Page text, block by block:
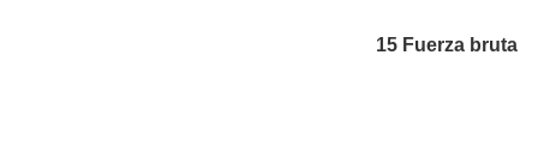
15 Fuerza bruta